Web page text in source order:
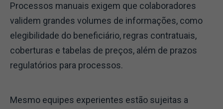
Processos manuais exigem que colaboradores
validem grandes volumes de informações, como
elegibilidade do beneficiário, regras contratuais,
coberturas e tabelas de preços, além de prazos
regulatórios para processos.
Mesmo equipes experientes estão sujeitas a